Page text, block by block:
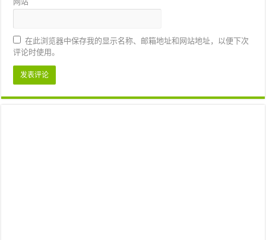
在此浏览器中保存我的显示名称、邮箱地址和网站地址，以便下次
评论时使用。